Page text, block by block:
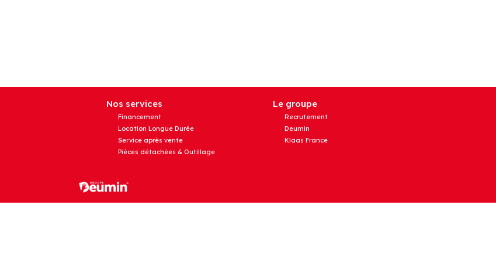
Nos services
Financement
Location Longue Durée
Service après vente
Pièces détachées & Outillage
Le groupe
Recrutement
Deumin
Klaas France